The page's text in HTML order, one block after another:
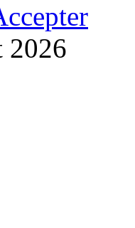
2026